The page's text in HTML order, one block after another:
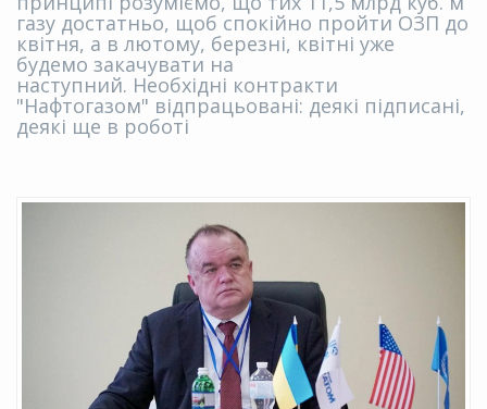
газу достатньо, щоб спокійно пройти ОЗП до
квітня, а в лютому, березні, квітні уже
будемо закачувати на
наступний. Необхідні контракти
"Нафтогазом" відпрацьовані: деякі підписані,
деякі ще в роботі